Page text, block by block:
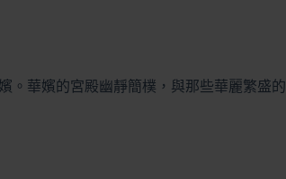
華嬪的宮殿幽靜簡樸，與那些華麗繁盛